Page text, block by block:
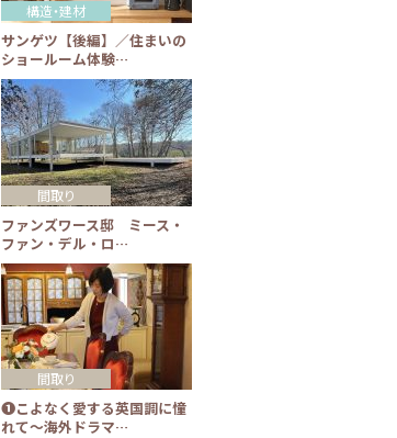
サンゲツ【後編】／住まいの
ショールーム体験…
構造・建材
ファンズワース邸 ミース・
ファン・デル・ロ…
間取り
❶こよなく愛する英国調に憧
れて～海外ドラマ…
間取り